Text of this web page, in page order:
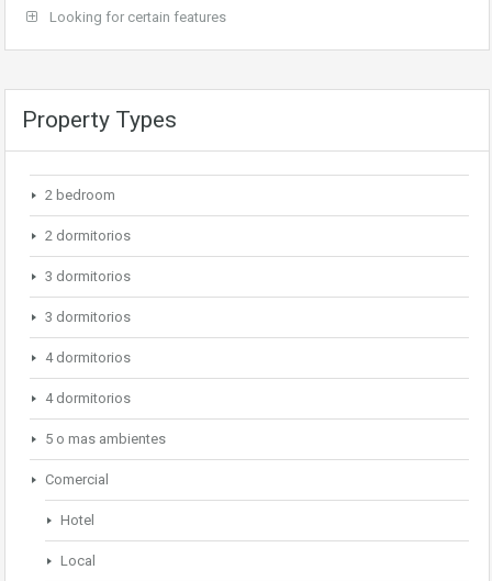
Looking for certain features
Property Types
2 bedroom
2 dormitorios
3 dormitorios
3 dormitorios
4 dormitorios
4 dormitorios
5 o mas ambientes
Comercial
Hotel
Local